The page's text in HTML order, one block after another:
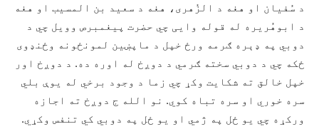
د سُفیان او هغه د الزُهری، هغه د سعید بن المسیب او هغه
د ابوهُریره له قوله وايی چي حضرت پیغمبرص وویل چي د
دوبي په ډېره ګرمه ورځ خپل د ماپښین لمونځونه وځنډوی
ځکه چي د دوبي سخته ګرمي د دوږخ له اوره ده. د دوږخ اور
خپل خالق ته شکایت وکړ چي زما د وجود برخي له یوې بلي
سره خوري او سره تباه کوي. نو الله ج دوږخ ته اجازه
ورکړه چي یو ځل په ژمي او یو ځل په دوبي کي تنفس وکړي.